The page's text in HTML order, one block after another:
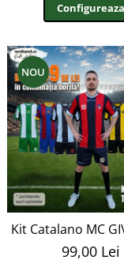
Configureaza
NOU
Kit Catalano MC
99,00 Lei